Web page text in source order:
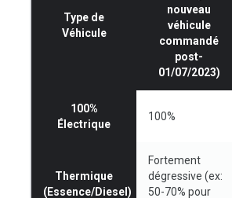
Type de
Véhicule
nouveau
véhicule
commandé
post-
01/07/2023)
100%
Électrique
100%
Thermique
(Essence/Diesel)
Fortement
dégressive (ex:
50-70% pour